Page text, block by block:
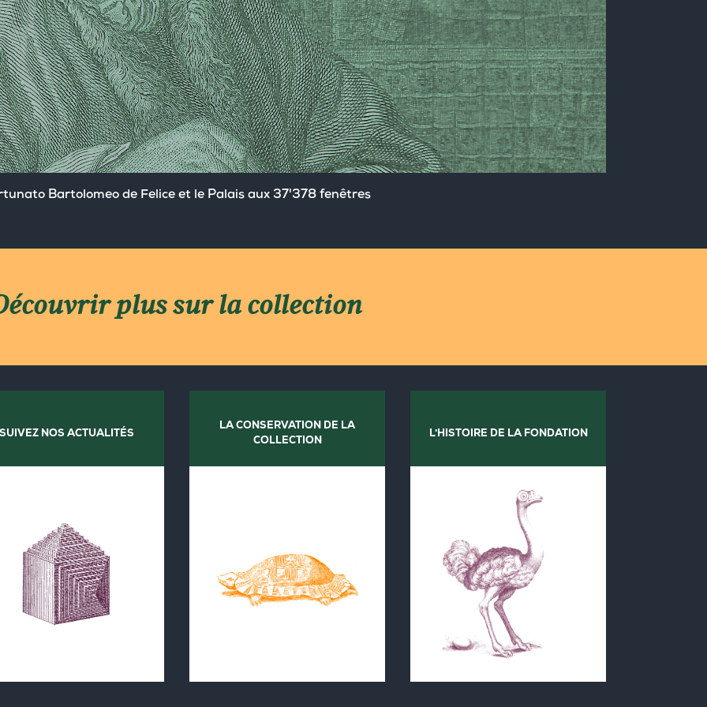
Bartolomeo de Felice et le Palais aux 37'378 fenêtres
plus sur la collection
NOS ACTUALITÉS
LA CONSERVATION DE LA
COLLECTION
L'HISTOIRE DE LA FONDATION